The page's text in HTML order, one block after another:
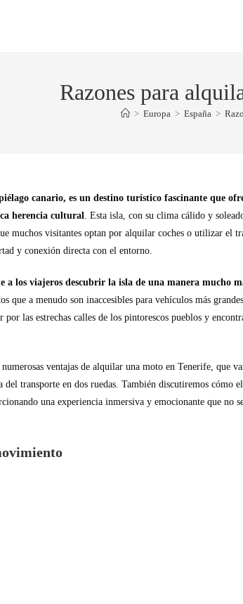
Razones para
> Europa > España >
canario, es un destino turístico fascinante que
herencia cultural. Esta isla, con su clima cálido y
muchos visitantes optan por alquilar coches o utilizar el
y conexión directa con el entorno.
a los viajeros descubrir la isla de una manera mucho
que a menudo son inaccesibles para vehículos más
las estrechas calles de los pintorescos pueblos y
ventajas de alquilar una moto en Tenerife, que
transporte en dos ruedas. También discutiremos cómo
una experiencia inmersiva y emocionante que no